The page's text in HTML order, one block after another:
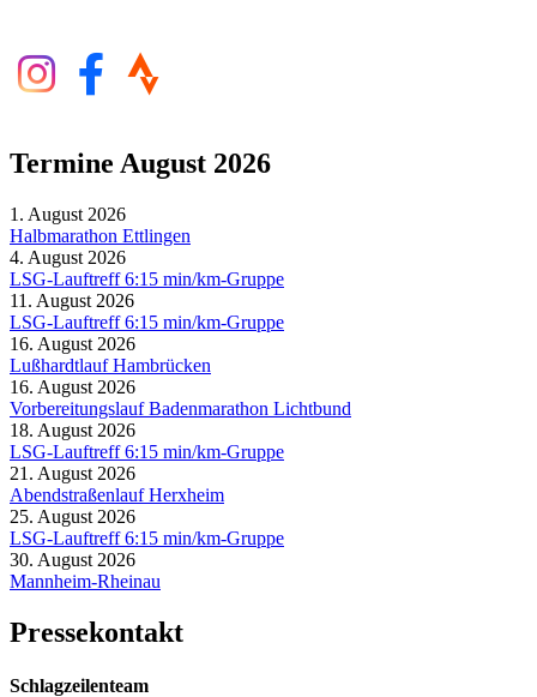
Termine August 2026
1. August 2026
Halbmarathon Ettlingen
4. August 2026
LSG-Lauftreff 6:15 min/km-Gruppe
11. August 2026
LSG-Lauftreff 6:15 min/km-Gruppe
16. August 2026
Lußhardtlauf Hambrücken
16. August 2026
Vorbereitungslauf Badenmarathon Lichtbund
18. August 2026
LSG-Lauftreff 6:15 min/km-Gruppe
21. August 2026
Abendstraßenlauf Herxheim
25. August 2026
LSG-Lauftreff 6:15 min/km-Gruppe
30. August 2026
Mannheim-Rheinau
Pressekontakt
Schlagzeilenteam